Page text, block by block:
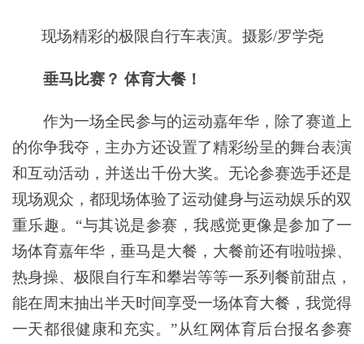
现场精彩的极限自行车表演。摄影/罗学尧
垂马比赛？ 体育大餐！
作为一场全民参与的运动嘉年华，除了赛道上
的你争我夺，主办方还设置了精彩纷呈的舞台表演
和互动活动，并送出千份大奖。无论参赛选手还是
现场观众，都现场体验了运动健身与运动娱乐的双
重乐趣。“与其说是参赛，我感觉更像是参加了一
场体育嘉年华，垂马是大餐，大餐前还有啦啦操、
热身操、极限自行车和攀岩等等一系列餐前甜点，
能在周末抽出半天时间享受一场体育大餐，我觉得
一天都很健康和充实。”从红网体育后台报名参赛